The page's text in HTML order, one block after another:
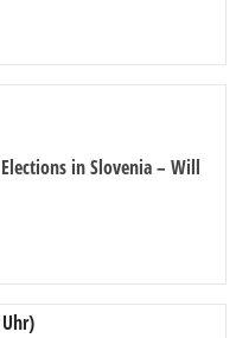
in Slovenia – Will